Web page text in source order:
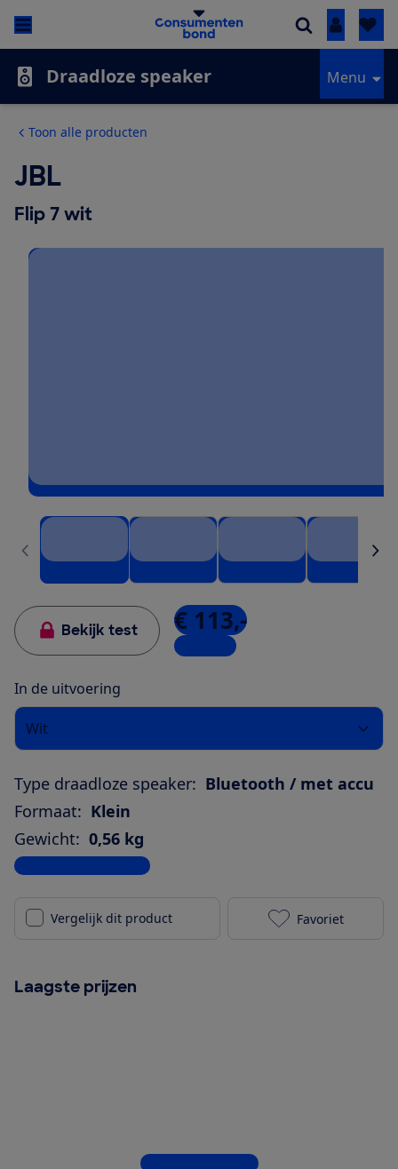
Inloggen
Draadloze speaker Menu
Toon alle producten
JBL
Flip 7 wit
Bekijk test € 113,-
5 winkels
In de uitvoering
Wit
Type draadloze speaker: Bluetooth / met accu
Formaat: Klein
Gewicht: 0,56 kg
Bekijk alle specificaties
Vergelijk dit product JBL Flip 7 wit
Favoriet
Laagste prijzen
Bekijk alle 5 winkels